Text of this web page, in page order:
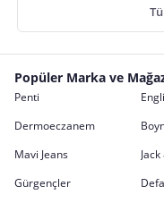
Popüler Marka ve
Penti
Dermoeczanem
Mavi Jeans
Gürgençler